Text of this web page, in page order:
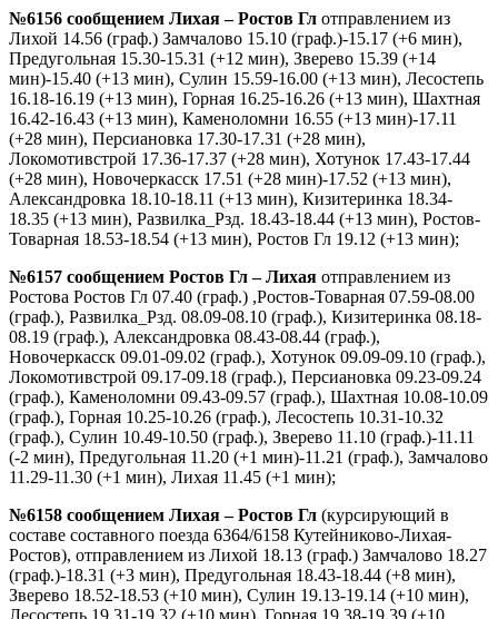
№6156 сообщением Лихая – Ростов Гл отправлением из
Лихой 14.56 (граф.) Замчалово 15.10 (граф.)-15.17 (+6 мин),
Предугольная 15.30-15.31 (+12 мин), Зверево 15.39 (+14
мин)-15.40 (+13 мин), Сулин 15.59-16.00 (+13 мин), Лесостепь
16.18-16.19 (+13 мин), Горная 16.25-16.26 (+13 мин), Шахтная
16.42-16.43 (+13 мин), Каменоломни 16.55 (+13 мин)-17.11
(+28 мин), Персиановка 17.30-17.31 (+28 мин),
Локомотивстрой 17.36-17.37 (+28 мин), Хотунок 17.43-17.44
(+28 мин), Новочеркасск 17.51 (+28 мин)-17.52 (+13 мин),
Александровка 18.10-18.11 (+13 мин), Кизитеринка 18.34-
18.35 (+13 мин), Развилка_Рзд. 18.43-18.44 (+13 мин), Ростов-
Товарная 18.53-18.54 (+13 мин), Ростов Гл 19.12 (+13 мин);
№6157 сообщением Ростов Гл – Лихая отправлением из
Ростова Ростов Гл 07.40 (граф.) ,Ростов-Товарная 07.59-08.00
(граф.), Развилка_Рзд. 08.09-08.10 (граф.), Кизитеринка 08.18-
08.19 (граф.), Александровка 08.43-08.44 (граф.),
Новочеркасск 09.01-09.02 (граф.), Хотунок 09.09-09.10 (граф.),
Локомотивстрой 09.17-09.18 (граф.), Персиановка 09.23-09.24
(граф.), Каменоломни 09.43-09.57 (граф.), Шахтная 10.08-10.09
(граф.), Горная 10.25-10.26 (граф.), Лесостепь 10.31-10.32
(граф.), Сулин 10.49-10.50 (граф.), Зверево 11.10 (граф.)-11.11
(-2 мин), Предугольная 11.20 (+1 мин)-11.21 (граф.), Замчалово
11.29-11.30 (+1 мин), Лихая 11.45 (+1 мин);
№6158 сообщением Лихая – Ростов Гл (курсирующий в
составе составного поезда 6364/6158 Кутейниково-Лихая-
Ростов), отправлением из Лихой 18.13 (граф.) Замчалово 18.27
(граф.)-18.31 (+3 мин), Предугольная 18.43-18.44 (+8 мин),
Зверево 18.52-18.53 (+10 мин), Сулин 19.13-19.14 (+10 мин),
Лесостепь 19.31-19.32 (+10 мин), Горная 19.38-19.39 (+10